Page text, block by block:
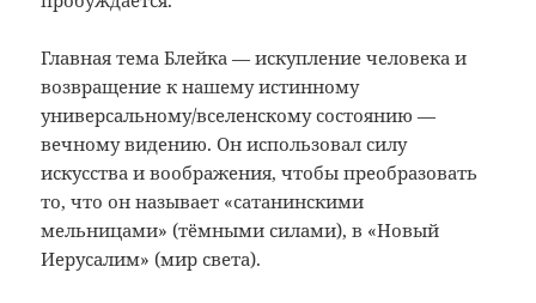
Главная тема Блейка — искупление человека и
возвращение к нашему истинному
универсальному/вселенскому состоянию —
вечному видению. Он использовал силу
искусства и воображения, чтобы преобразовать
то, что он называет «сатанинскими
мельницами» (тёмными силами), в «Новый
Иерусалим» (мир света).